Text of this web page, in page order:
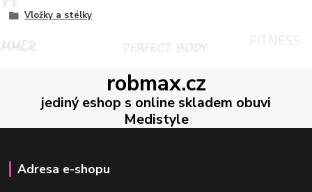
Vložky a stélky
robmax.cz
jediný eshop s online skladem obuvi
Medistyle
Adresa e-shopu